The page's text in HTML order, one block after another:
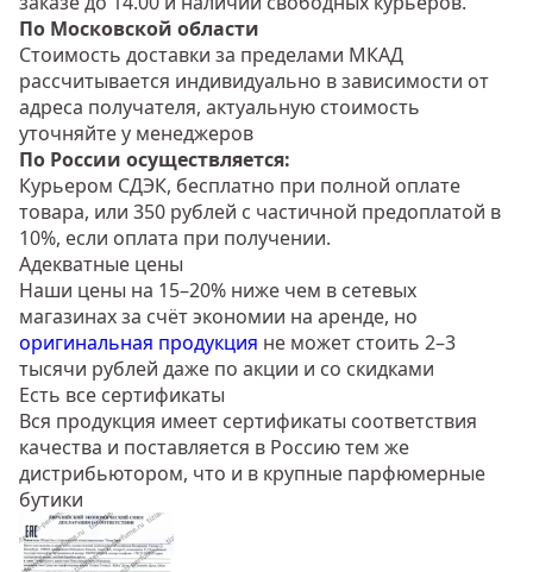
По Московской области
Стоимость доставки за пределами МКАД
рассчитывается индивидуально в зависимости от
адреса получателя, актуальную стоимость
уточняйте у менеджеров
По России осуществляется:
Курьером СДЭК, бесплатно при полной оплате
товара, или 350 рублей с частичной предоплатой в
10%, если оплата при получении.
Адекватные цены
Наши цены на 15–20% ниже чем в сетевых
магазинах за счёт экономии на аренде, но
оригинальная продукция не может стоить 2–3
тысячи рублей даже по акции и со скидками
Есть все сертификаты
Вся продукция имеет сертификаты соответствия
качества и поставляется в Россию тем же
дистрибьютором, что и в крупные парфюмерные
бутики